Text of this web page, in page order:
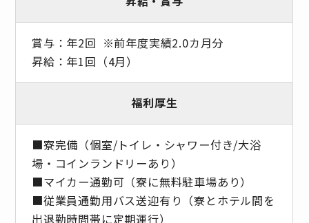
賞与：年2回 ※前年度実績2.0カ月分
昇給：年1回（4月）
福利厚生
■寮完備（個室/トイレ・シャワー付き/大浴
場・コインランドリーあり）
■マイカー通勤可（寮に無料駐車場あり）
■従業員通勤用バス送迎有り（寮とホテル間を
出退勤時間帯に定期運行）